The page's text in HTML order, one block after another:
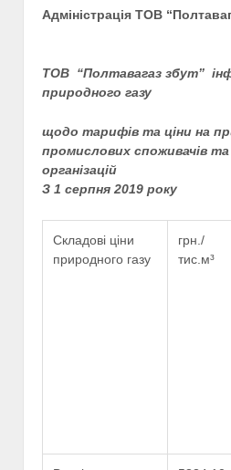
Адміністрація ТОВ
ТОВ “Полтавагаз збут”
природного газу
щодо тарифів та ціни на
промислових споживачів
організацій
З 1 серпня 2019 року
Складові ціни
природного газу
грн./
тис.м³